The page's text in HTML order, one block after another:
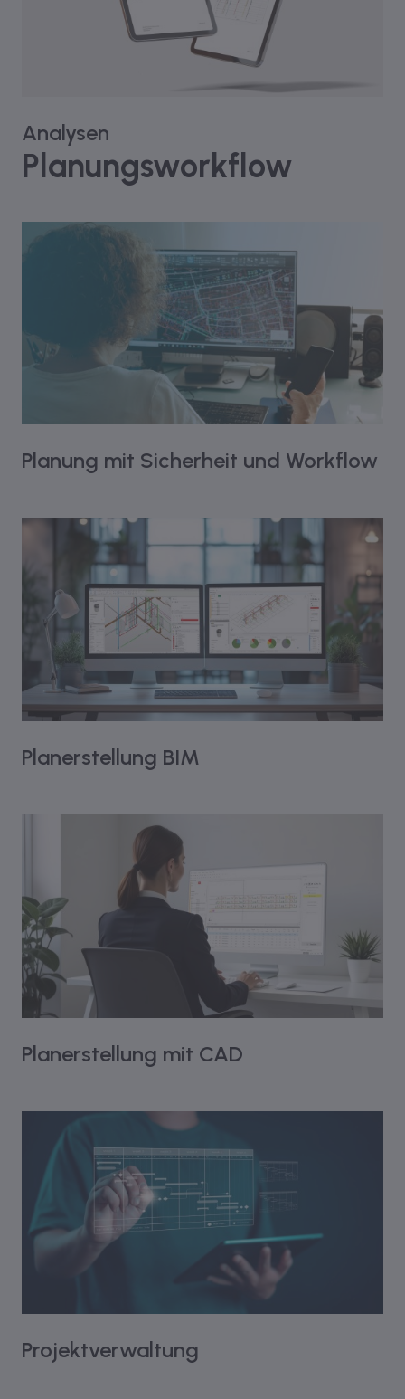
Analysen
Planungsworkflow
Planung mit Sicherheit und Workflow
Planerstellung BIM
Planerstellung mit CAD
Projektverwaltung